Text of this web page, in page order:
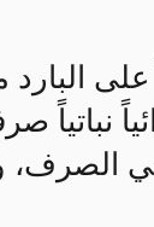
على
نباتياً